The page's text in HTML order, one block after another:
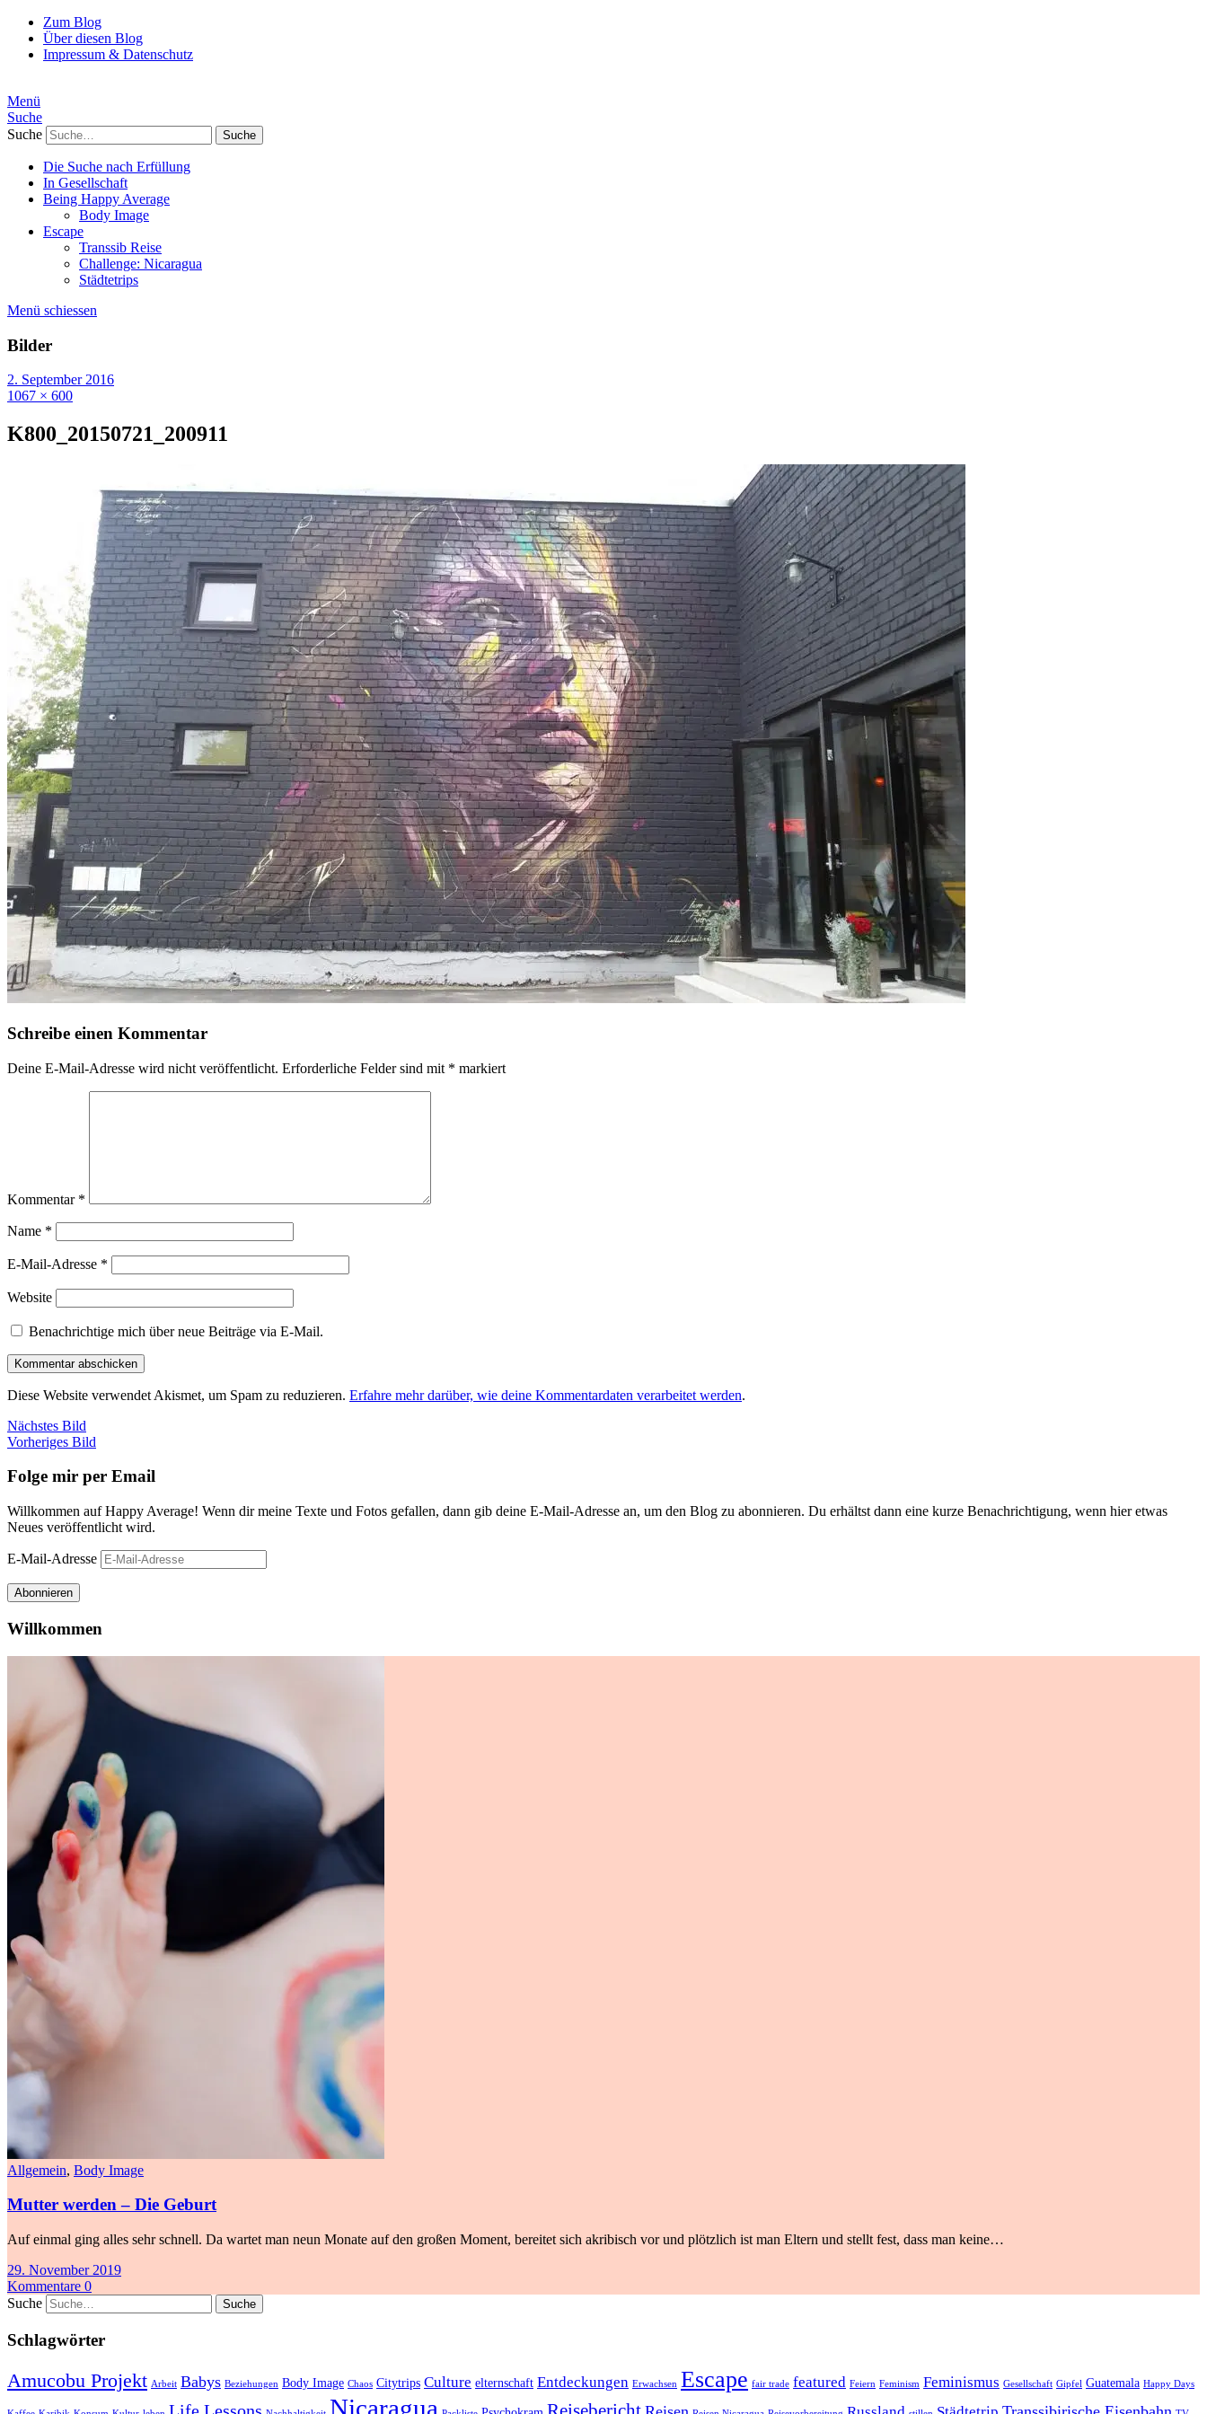
Zum Blog
Über diesen Blog
Impressum & Datenschutz
Menü
Suche
Suche
Die Suche nach Erfüllung
In Gesellschaft
Being Happy Average
Body Image
Escape
Transsib Reise
Challenge: Nicaragua
Städtetrips
Menü schiessen
Bilder
2. September 2016
1067 × 600
K800_20150721_200911
Schreibe einen Kommentar
Deine E-Mail-Adresse wird nicht veröffentlicht. Erforderliche Felder sind mit * markiert
Kommentar *
Name *
E-Mail-Adresse *
Website
Benachrichtige mich über neue Beiträge via E-Mail.
Diese Website verwendet Akismet, um Spam zu reduzieren. Erfahre mehr darüber, wie deine Kommentardaten verarbeitet werden.
Nächstes Bild
Vorheriges Bild
Folge mir per Email
Willkommen auf Happy Average! Wenn dir meine Texte und Fotos gefallen, dann gib deine E-Mail-Adresse an, um den Blog zu abonnieren. Du erhältst dann eine kurze Benachrichtigung, wenn hier etwas
Neues veröffentlicht wird.
E-Mail-Adresse
Abonnieren
Willkommen
Allgemein, Body Image
Mutter werden – Die Geburt
Auf einmal ging alles sehr schnell. Da wartet man neun Monate auf den großen Moment, bereitet sich akribisch vor und plötzlich ist man Eltern und stellt fest, dass man keine…
29. November 2019
Kommentare 0
Suche
Schlagwörter
Amucobu Projekt Arbeit Babys Beziehungen Body Image Chaos Citytrips Culture elternschaft Entdeckungen Erwachsen Escape fair trade featured Feiern Feminism Feminismus Gesellschaft Gipfel Guatemala Happy Days
Nicaragua